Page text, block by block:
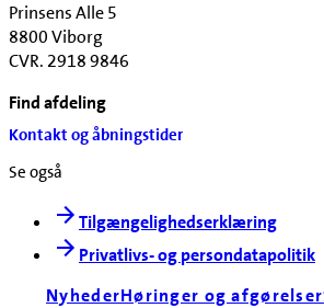
Prinsens Alle 5
8800 Viborg
CVR. 2918 9846
Find afdeling
Kontakt og åbningstider
Se også
Tilgængelighedserklæring
Privatlivs- og persondatapolitik
NyhederHøringer og afgørelser